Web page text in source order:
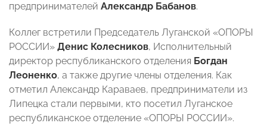
предпринимателей Александр Бабанов.
Коллег встретили Председатель Луганской «ОПОРЫ
РОССИИ» Денис Колесников, Исполнительный
директор республиканского отделения Богдан
Леоненко, а также другие члены отделения. Как
отметил Александр Караваев, предприниматели из
Липецка стали первыми, кто посетил Луганское
республиканское отделение «ОПОРЫ РОССИИ».